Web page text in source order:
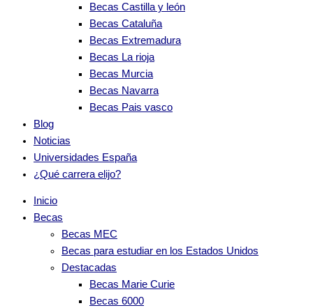
Becas Castilla y león
Becas Cataluña
Becas Extremadura
Becas La rioja
Becas Murcia
Becas Navarra
Becas Pais vasco
Blog
Noticias
Universidades España
¿Qué carrera elijo?
Inicio
Becas
Becas MEC
Becas para estudiar en los Estados Unidos
Destacadas
Becas Marie Curie
Becas 6000